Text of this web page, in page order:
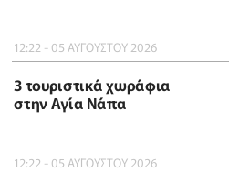
12:22 - 05 ΑΥΓΟΥΣΤΟΥ 2026
3 τουριστικά χωράφια
στην Αγία Νάπα
12:22 - 05 ΑΥΓΟΥΣΤΟΥ 2026